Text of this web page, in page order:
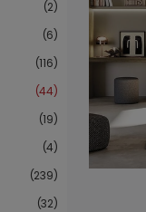
2
6
116
44
19
4
239
32